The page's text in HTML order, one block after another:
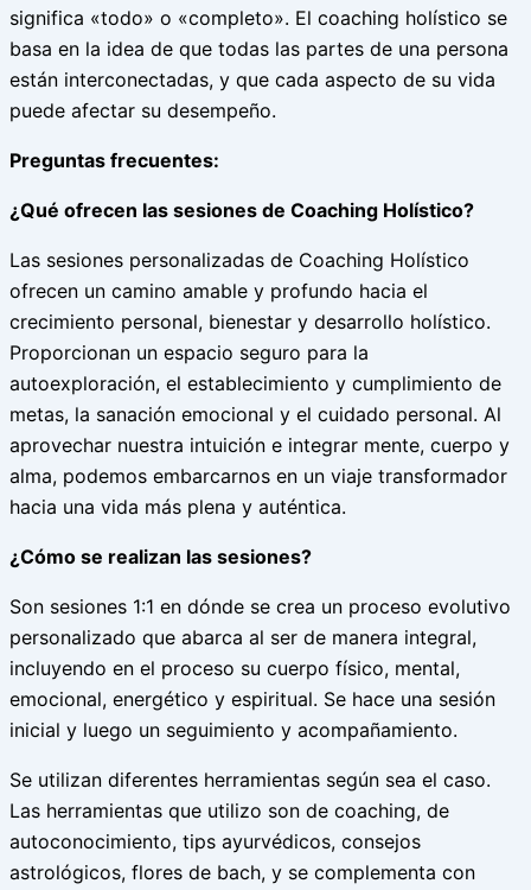
significa «todo» o «completo». El coaching holístico se
basa en la idea de que todas las partes de una persona
están interconectadas, y que cada aspecto de su vida
puede afectar su desempeño.
Preguntas frecuentes:
¿Qué ofrecen las sesiones de Coaching Holístico?
Las sesiones personalizadas de Coaching Holístico
ofrecen un camino amable y profundo hacia el
crecimiento personal, bienestar y desarrollo holístico.
Proporcionan un espacio seguro para la
autoexploración, el establecimiento y cumplimiento de
metas, la sanación emocional y el cuidado personal. Al
aprovechar nuestra intuición e integrar mente, cuerpo y
alma, podemos embarcarnos en un viaje transformador
hacia una vida más plena y auténtica.
¿Cómo se realizan las sesiones?
Son sesiones 1:1 en dónde se crea un proceso evolutivo
personalizado que abarca al ser de manera integral,
incluyendo en el proceso su cuerpo físico, mental,
emocional, energético y espiritual. Se hace una sesión
inicial y luego un seguimiento y acompañamiento.
Se utilizan diferentes herramientas según sea el caso.
Las herramientas que utilizo son de coaching, de
autoconocimiento, tips ayurvédicos, consejos
astrológicos, flores de bach, y se complementa con